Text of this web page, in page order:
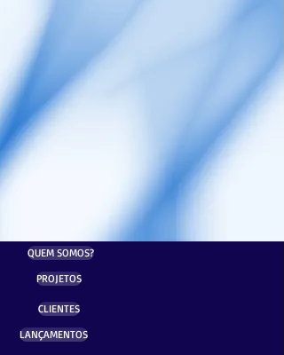
QUEM SOMOS?
PROJETOS
CLIENTES
LANÇAMENTOS